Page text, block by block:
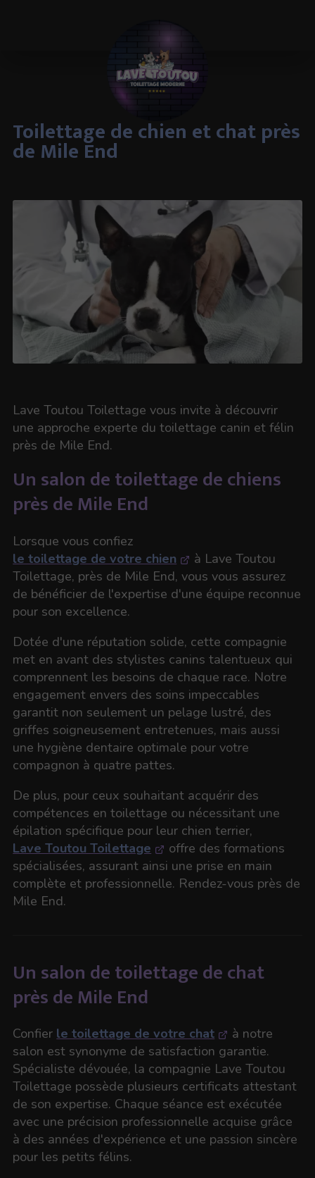
Toilettage de chien et chat près
de Mile End
Lave Toutou Toilettage vous invite à découvrir
une approche experte du toilettage canin et félin
près de Mile End.
Un salon de toilettage de chiens
près de Mile End
Lorsque vous confiez
le toilettage de votre chien
à Lave Toutou
Toilettage, près de Mile End, vous vous assurez
de bénéficier de l'expertise d'une équipe reconnue
pour son excellence.
Dotée d'une réputation solide, cette compagnie
met en avant des stylistes canins talentueux qui
comprennent les besoins de chaque race. Notre
engagement envers des soins impeccables
garantit non seulement un pelage lustré, des
griffes soigneusement entretenues, mais aussi
une hygiène dentaire optimale pour votre
compagnon à quatre pattes.
De plus, pour ceux souhaitant acquérir des
compétences en toilettage ou nécessitant une
épilation spécifique pour leur chien terrier,
Lave Toutou Toilettage
offre des formations
spécialisées, assurant ainsi une prise en main
complète et professionnelle. Rendez-vous près de
Mile End.
Un salon de toilettage de chat
près de Mile End
Confier le toilettage de votre chat
à notre
salon est synonyme de satisfaction garantie.
Spécialiste dévouée, la compagnie Lave Toutou
Toilettage possède plusieurs certificats attestant
de son expertise. Chaque séance est exécutée
avec une précision professionnelle acquise grâce
à des années d'expérience et une passion sincère
pour les petits félins.